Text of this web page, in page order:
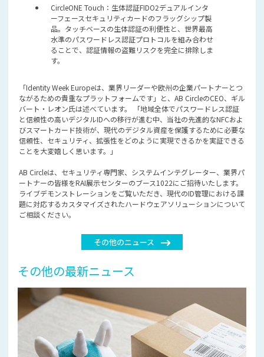
CircleONE Touch ：生体認証FIDO2デュアルインタ
ーフェースセキュリティカードのフラッグシップ製
品。タッチベースの生体認証の利便性と、世界最高
水準のパスワードレス認証プロトコルを組み合わせ
ることで、認証情報の盗難リスクを完全に排除しま
す。
「Identity Week Europeは、業界リーダーや欧州の企業パートナーとつ
ながるための貴重なプラットフォームです」と、AB CircleのCEO、ギル
バート・レオン氏は述べています。 「地域全体でパスワードレス認証
と信頼性の高いデジタルIDへの移行が進む中、当社の先進的なNFCおよ
びスマートカード技術が、現代のデジタル資産を保護するために必要な
信頼性、セキュリティ、拡張性をどのように実現できるかを実証できる
ことを大変嬉しく思います。」
AB Circleは、セキュリティ専門家、システムインテグレーター、業界パ
ートナーの皆様をRAI展示センターのブース1022にご招待いたします。
ライブデモンストレーションをご覧いただき、現代のID管理における課
題に対応するカスタマイズされたハードウェアソリューションについて
ご相談ください。
その他のニュース
その他の最新ニュース